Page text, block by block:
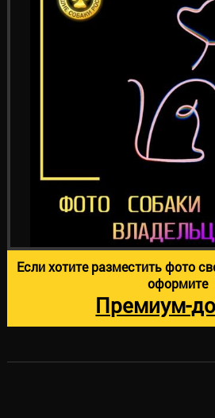
Если хотите разместить фото
оформите
Премиум-